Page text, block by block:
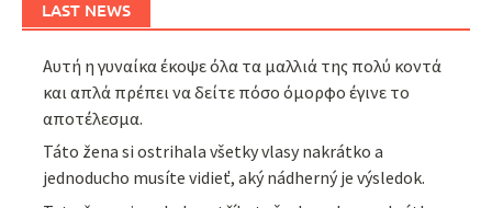
LAST NEWS
Αυτή η γυναίκα έκοψε όλα τα μαλλιά της πολύ κοντά
και απλά πρέπει να δείτε πόσο όμορφο έγινε το
αποτέλεσμα.
Táto žena si ostrihala všetky vlasy nakrátko a
jednoducho musíte vidieť, aký nádherný je výsledok.